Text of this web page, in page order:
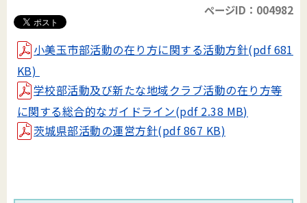
ページID：004982
小美玉市部活動の在り方に関する活動方針(pdf 681
KB)
学校部活動及び新たな地域クラブ活動の在り方等
に関する総合的なガイドライン(pdf 2.38 MB)
茨城県部活動の運営方針(pdf 867 KB)